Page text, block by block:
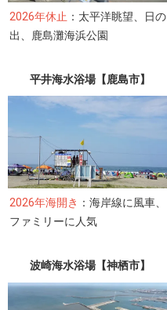
2026年休止 ：太平洋眺望、日の
出、鹿島灘海浜公園
平井海水浴場【鹿島市】
2026年海開き ：海岸線に風車、
ファミリーに人気
波崎海水浴場【神栖市】